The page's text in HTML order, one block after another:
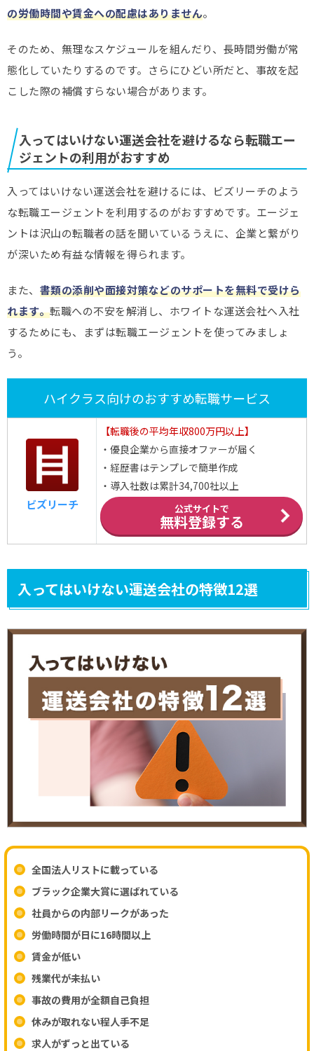
の労働時間や賃金への配慮はありません。
そのため、無理なスケジュールを組んだり、長時間労働が常
態化していたりするのです。さらにひどい所だと、事故を起
こした際の補償すらない場合があります。
入ってはいけない運送会社を避けるなら転職エー
ジェントの利用がおすすめ
入ってはいけない運送会社を避けるには、ビズリーチのよう
な転職エージェントを利用するのがおすすめです。エージェ
ントは沢山の転職者の話を聞いているうえに、企業と繋がり
が深いため有益な情報を得られます。
また、 書類の添削や面接対策などのサポートを無料で受けら
れます。転職への不安を解消し、ホワイトな運送会社へ入社
するためにも、まずは転職エージェントを使ってみましょ
う。
ハイクラス向けのおすすめ転職サービス
ビズリーチ
【転職後の平均年収800万円以上】
・優良企業から直接オファーが届く
・経歴書はテンプレで簡単作成
・導入社数は累計34,700社以上
公式サイトで
無料登録する
入ってはいけない運送会社の特徴12選
全国法人リストに載っている
ブラック企業大賞に選ばれている
社員からの内部リークがあった
労働時間が日に16時間以上
賃金が低い
残業代が未払い
事故の費用が全額自己負担
休みが取れない程人手不足
求人がずっと出ている